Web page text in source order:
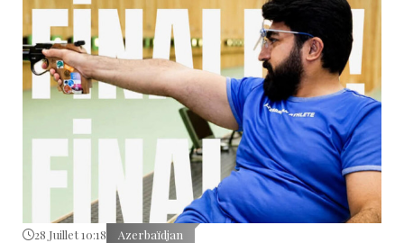
28 Juillet 10:18 Azerbaïdjan